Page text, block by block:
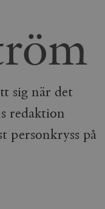
sig när det
redaktion
personkryss på